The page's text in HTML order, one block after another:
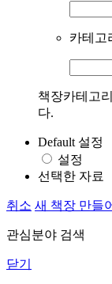
카테고
책장카테고
다.
Default 설정
설정
선택한 자료
취소 새 책장 만들
관심분야 검색
닫기